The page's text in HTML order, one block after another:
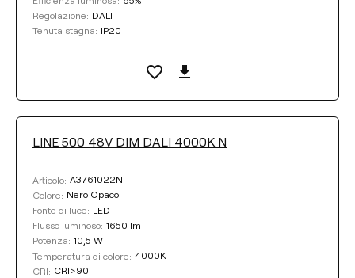
Regolazione: DALI
Tenuta stagna: IP20
LINE 500 48V DIM DALI 4000K N
Articolo: A3761022N
Colore: Nero Opaco
Fonte di luce: LED
Flusso luminoso: 1650 lm
Potenza: 10,5 W
Temperatura di colore: 4000K
CRI: CRI>90